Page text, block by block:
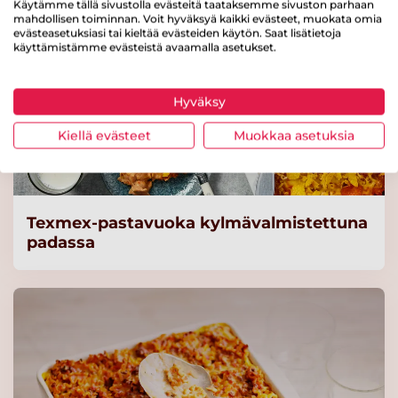
Valio kasvis-kaalikääryle 2
Lue lisää
mango-vanilja laktoositon
rasvaton mango-vanilja
Lue lisää
Valio Oltermanni 17%
Texmex-pastavuoka kylmävalmistettuna
padassa
Käytämme tällä sivustolla evästeitä taataksemme sivuston parhaan
mahdollisen toiminnan. Voit hyväksyä kaikki evästeet, muokata omia
evästeasetuksiasi tai kieltää evästeiden käytön. Saat lisätietoja
käyttämistämme evästeistä avaamalla asetukset.
Hyväksy
Kiellä evästeet Muokkaa asetuksia